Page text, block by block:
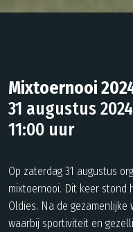
Mixtoernooi
31 augustus 2024
11:00 uur
Op zaterdag 31 augustus
mixtoernooi. Dit keer stond
Oldies. Na de
waarbij sportiviteit en